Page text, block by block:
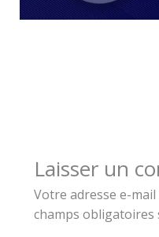
Laisser un
Votre adresse e-
champs obligatoires